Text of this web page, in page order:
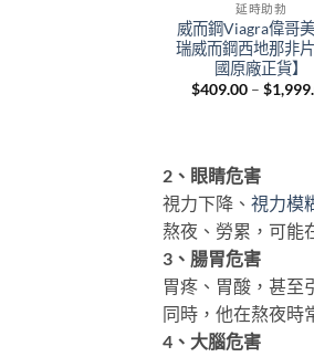
延時助勃
威而鋼Viagra偉哥
瑞威而鋼西地那非
國原廠正貨】
$409.00 – $
2、眼睛危害
視力下降、 視力模
熬夜、勞累，可能
3、腸胃危害
胃疼、胃酸，甚至
同時，他在熬夜時
4、大腦危害